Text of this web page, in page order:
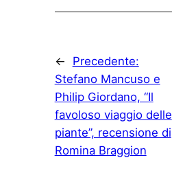
←
Precedente:
Stefano Mancuso e
Philip Giordano, “Il
favoloso viaggio delle
piante”, recensione di
Romina Braggion